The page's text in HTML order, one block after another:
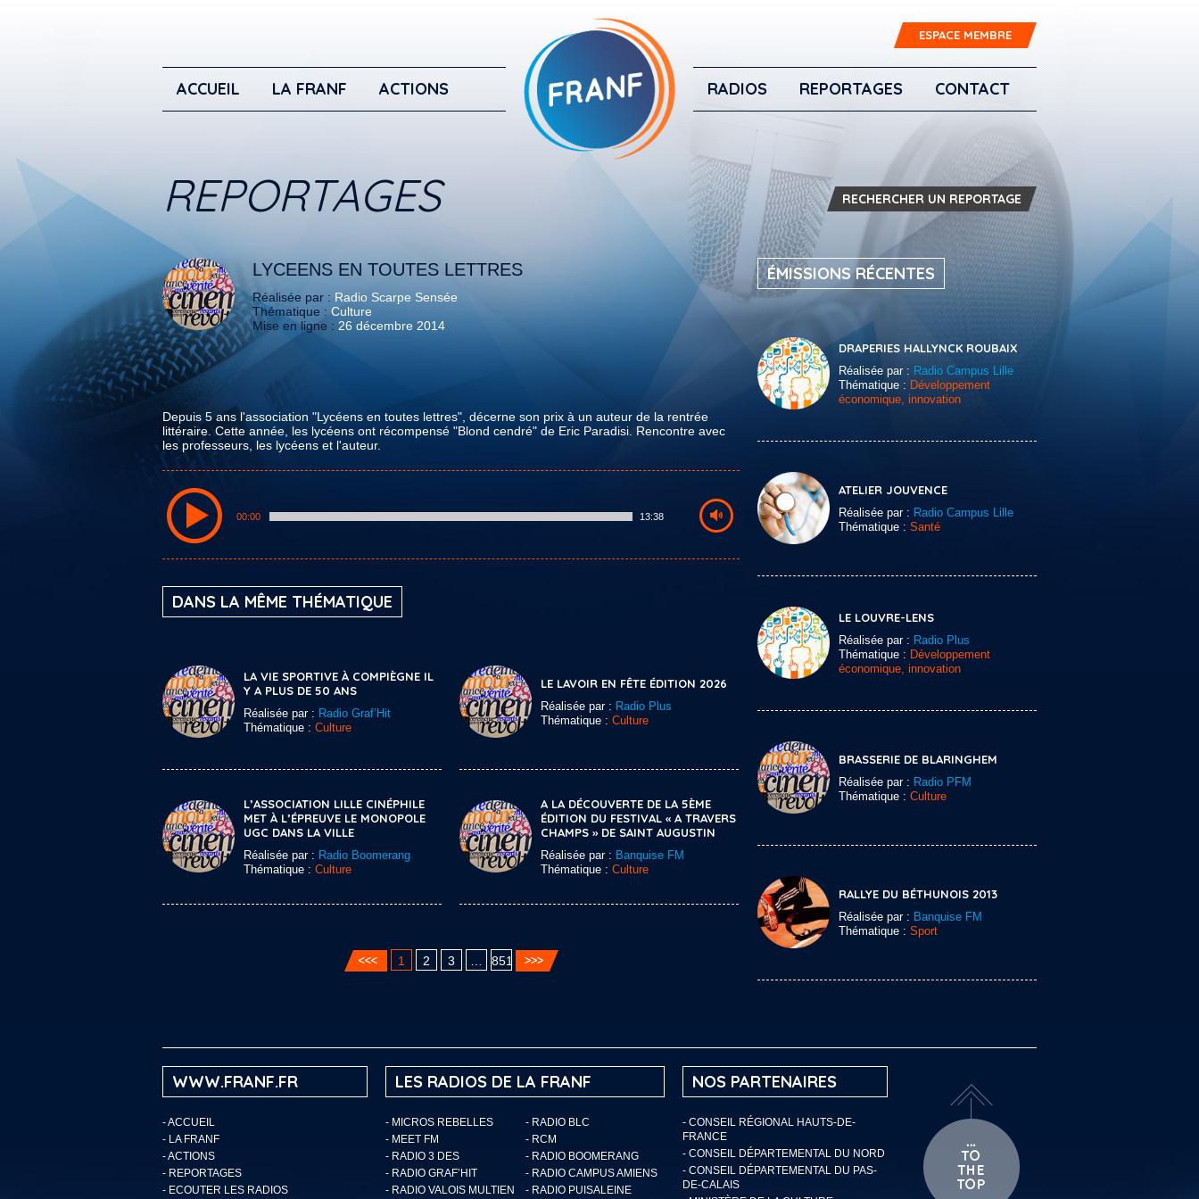
ESPACE MEMBRE
ACCUEIL LA FRANF ACTIONS RADIOS REPORTAGES CONTACT
REPORTAGES RECHERCHER UN REPORTAGE
LYCEENS EN TOUTES LETTRES
Réalisée par : Radio Scarpe Sensée
Thématique : Culture
Mise en ligne : 26 décembre 2014
Depuis 5 ans l'association "Lycéens en toutes lettres", décerne son prix à un auteur de la rentrée
littéraire. Cette année, les lycéens ont récompensé "Blond cendré" de Eric Paradisi. Rencontre avec
les professeurs, les lycéens et l'auteur.
00:00 13:38
DANS LA MÊME THÉMATIQUE
LA VIE SPORTIVE À COMPIÈGNE IL
Y A PLUS DE 50 ANS
Réalisée par : Radio Graf’Hit
Thématique : Culture
LE LAVOIR EN FÊTE ÉDITION 2026
Réalisée par : Radio Plus
Thématique : Culture
L’ASSOCIATION LILLE CINÉPHILE
MET À L’ÉPREUVE LE MONOPOLE
UGC DANS LA VILLE
Réalisée par : Radio Boomerang
Thématique : Culture
A LA DÉCOUVERTE DE LA 5ÈME
ÉDITION DU FESTIVAL « A TRAVERS
CHAMPS » DE SAINT AUGUSTIN
Réalisée par : Banquise FM
Thématique : Culture
1 2 3 851
ÉMISSIONS RÉCENTES
DRAPERIES HALLYNCK ROUBAIX
Réalisée par : Radio Campus Lille
Thématique : Développement
économique, innovation
ATELIER JOUVENCE
Réalisée par : Radio Campus Lille
Thématique : Santé
LE LOUVRE-LENS
Réalisée par : Radio Plus
Thématique : Développement
économique, innovation
BRASSERIE DE BLARINGHEM
Réalisée par : Radio PFM
Thématique : Culture
RALLYE DU BÉTHUNOIS 2013
Réalisée par : Banquise FM
Thématique : Sport
WWW.FRANF.FR
-ACCUEIL
- LA FRANF
-ACTIONS
- REPORTAGES
- ECOUTER LES RADIOS
LES RADIOS DE LA FRANF
- MICROS REBELLES
- RADIO BLC
- MEET FM
- RCM
- RADIO 3 DES
- RADIO BOOMERANG
- RADIO GRAF’HIT
- RADIO CAMPUS AMIENS
- RADIO VALOIS MULTIEN
- RADIO PUISALEINE
NOS PARTENAIRES
- CONSEIL RÉGIONAL HAUTS-DE-
FRANCE
- CONSEIL DÉPARTEMENTAL DU NORD
- CONSEIL DÉPARTEMENTAL DU PAS-
DE-CALAIS